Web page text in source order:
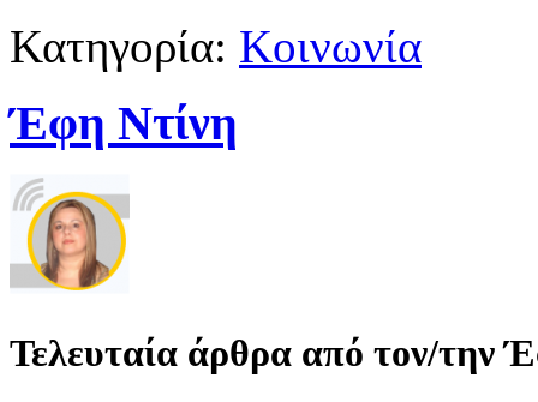
Κατηγορία: Κοινωνία
Έφη Ντίνη
Τελευταία άρθρα από τον/την